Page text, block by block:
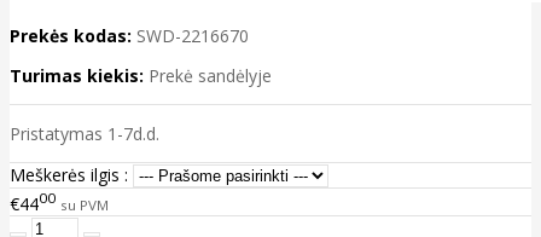
Prekės kodas: SWD-2216670
Turimas kiekis: Prekė sandėlyje
Pristatymas 1-7d.d.
Meškerės ilgis :
€4400 su PVM